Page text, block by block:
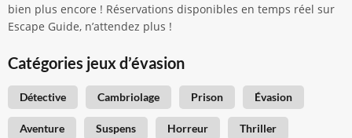
bien plus encore ! Réservations disponibles en temps réel sur
Escape Guide, n’attendez plus !
Catégories jeux d’évasion
Détective Cambriolage Prison Évasion
Aventure Suspens Horreur Thriller